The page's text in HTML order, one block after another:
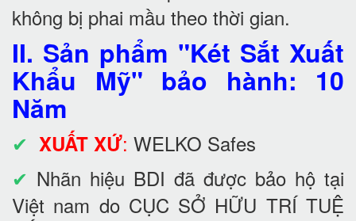
không bị phai mầu theo thời gian.
II. Sản phẩm "Két Sắt Xuất
Khẩu Mỹ" bảo hành: 10
Năm
✔ XUẤT XỨ: WELKO Safes
✔ Nhãn hiệu BDI đã được bảo hộ tại
Việt nam do CỤC SỞ HỮU TRÍ TUỆ